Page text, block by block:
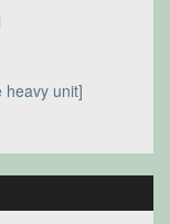
heavy unit]